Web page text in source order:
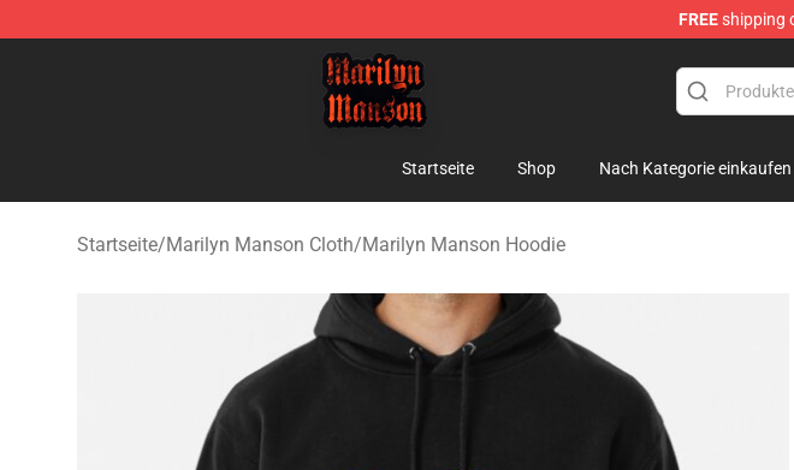
FREEshipping
Marilyn Manson Shop - Official Marilyn Manson Merchandise Store
Startseite Shop Nach Kategorie einkaufen
Startseite/Marilyn Manson Cloth/Marilyn Manson Hoodie